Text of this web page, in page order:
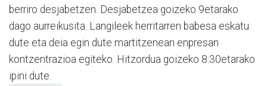
berriro desjabetzen. Desjabetzea goizeko 9etarako
dago aurreikusita. Langileek herritarren babesa eskatu
dute eta deia egin dute martitzenean enpresan
kontzentrazioa egiteko. Hitzordua goizeko 8:30etarako
ipini dute.